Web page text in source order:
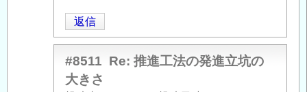
の
大
き
さ」
返信
#8511 Re: 推進工法の発進立坑の
大きさ